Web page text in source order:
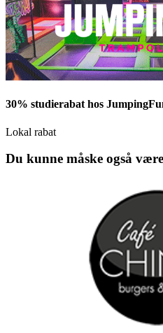
30% studierabat hos
Lokal rabat
Du kunne måske også